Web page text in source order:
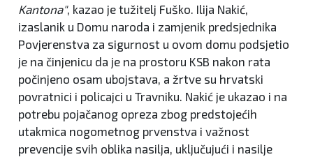
Kantona", kazao je tužitelj Fuško. Ilija Nakić,
izaslanik u Domu naroda i zamjenik predsjednika
Povjerenstva za sigurnost u ovom domu podsjetio
je na činjenicu da je na prostoru KSB nakon rata
počinjeno osam ubojstava, a žrtve su hrvatski
povratnici i policajci u Travniku. Nakić je ukazao i na
potrebu pojačanog opreza zbog predstojećih
utakmica nogometnog prvenstva i važnost
prevencije svih oblika nasilja, uključujući i nasilje